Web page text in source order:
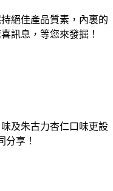
絕佳產品質素， 內裏的
訊息，等您來發掘！
及朱古力杏仁口味更設
分享！